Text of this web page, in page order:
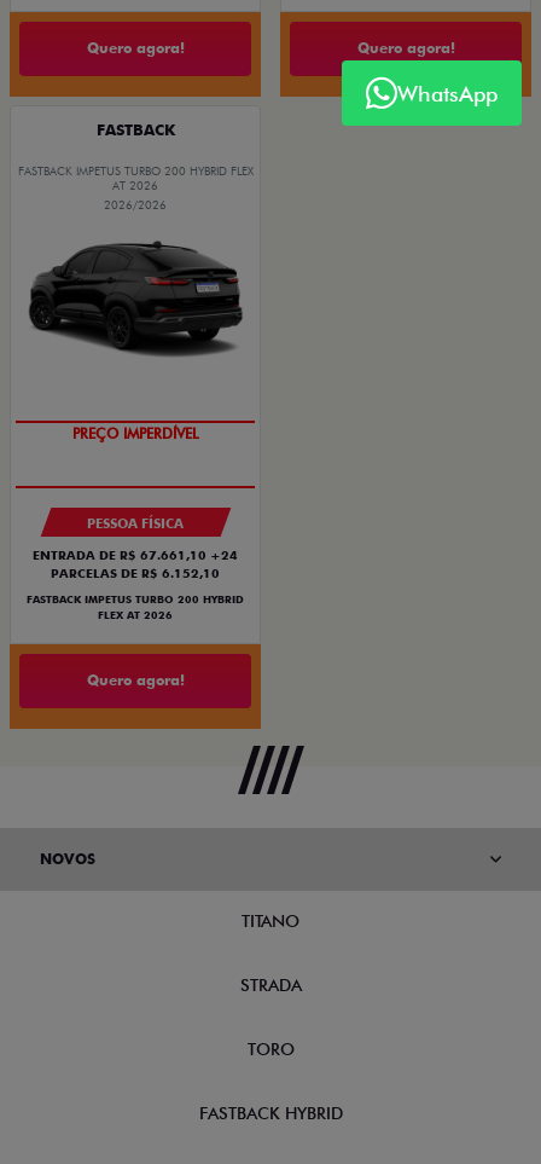
Quero agora! Quero agora!
FASTBACK
FASTBACK IMPETUS TURBO 200 HYBRID FLEX
AT 2026
2026/2026
PREÇO IMPERDÍVEL
PESSOA FÍSICA
ENTRADA DE R$ 67.661,10 +24
PARCELAS DE R$ 6.152,10
FASTBACK IMPETUS TURBO 200 HYBRID
FLEX AT 2026
Quero agora!
WhatsApp
NOVOS
TITANO
STRADA
TORO
FASTBACK HYBRID